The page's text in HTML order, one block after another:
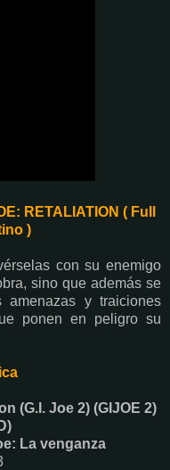
RETALIATION ( Full
)
con su enemigo
sino que además se
y traiciones
ponen en peligro su
(G.I. Joe 2) (GIJOE 2)
La venganza